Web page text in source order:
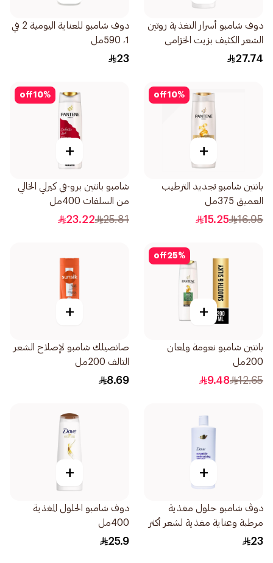
دوف شامبو أسرار التغذية روتين
الشعر الكثيف بزيت الخزامى
وخلاصة إكليل الجبل 400مل
27.74
دوف شامبو للعناية اليومية 2 في
1، 590مل
23
10%
off
+
بانتين شامبو تجديد الترطيب
العميق 375مل
16.95
15.25
10%
off
+
شامبو بانتين برو-في كيرلي الخالي
من السلفات 400مل
25.81
23.22
25%
off
+
بانتين شامبو نعومة ولمعان
200مل
12.65
9.48
+
صانصيلك شامبو لإصلاح الشعر
التالف 200مل
8.69
+
دوڤ شامبو حلول مغذية
مرطبة وعناية مغذية لشعر أكثر
نعومة بنسبة 100 590مل
23
+
دوف شامبو الحلول المغذية
400مل
25.9